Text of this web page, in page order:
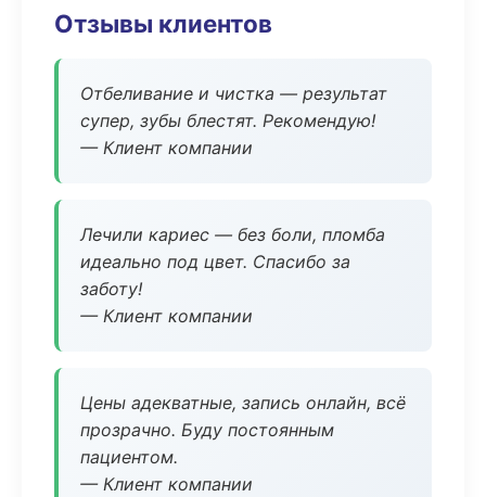
Отзывы клиентов
Отбеливание и чистка — результат
супер, зубы блестят. Рекомендую!
— Клиент компании
Лечили кариес — без боли, пломба
идеально под цвет. Спасибо за
заботу!
— Клиент компании
Цены адекватные, запись онлайн, всё
прозрачно. Буду постоянным
пациентом.
— Клиент компании